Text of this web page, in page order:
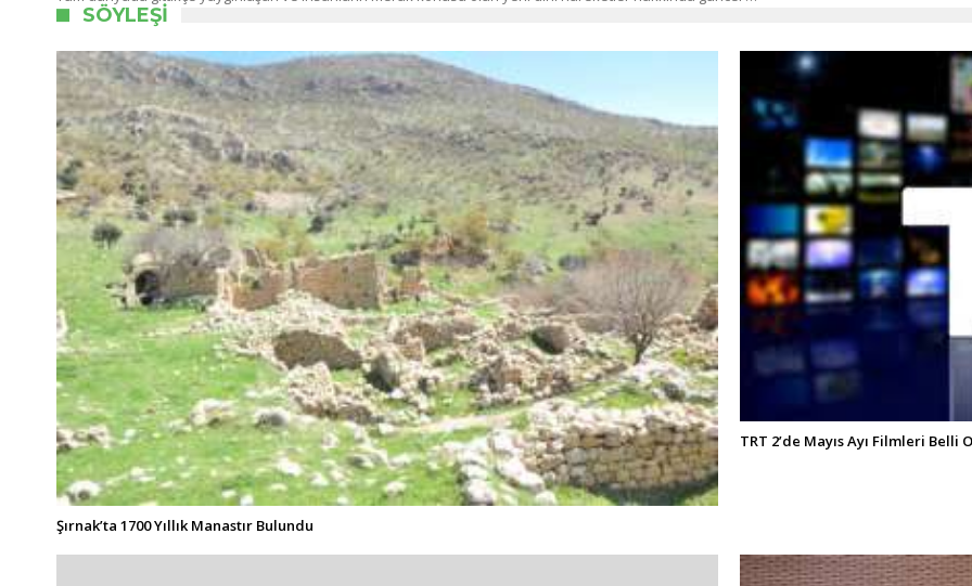
SÖYLEŞI
Şırnak’ta 1700 Yıllık Manastır Bulundu
TRT 2’de Mayıs Ayı Filmleri Belli